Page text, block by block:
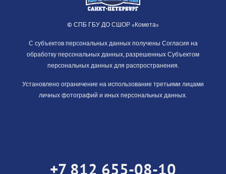
© СПБ ГБУ ДО СШОР «Комета»
С субъектов персональных данных получены Согласия на
обработку персональных данных, разрешенных Субъектом
персональных данных для распространения.
Установлено ограничение на использование третьими лицами
личных фотографий и иных персональных данных.
+7 812 655-08-10